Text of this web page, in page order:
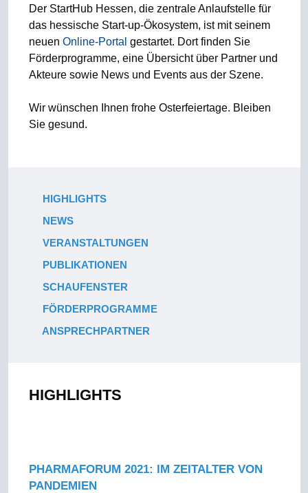
Der StartHub Hessen, die zentrale Anlaufstelle für
das hessische Start-up-Ökosystem, ist mit seinem
neuen Online-Portal gestartet. Dort finden Sie
Förderprogramme, eine Übersicht über Partner und
Akteure sowie News und Events aus der Szene.
Wir wünschen Ihnen frohe Osterfeiertage. Bleiben
Sie gesund.
HIGHLIGHTS
NEWS
VERANSTALTUNGEN
PUBLIKATIONEN
SCHAUFENSTER
FÖRDERPROGRAMME
ANSPRECHPARTNER
HIGHLIGHTS
PHARMAFORUM 2021: IM ZEITALTER VON
PANDEMIEN